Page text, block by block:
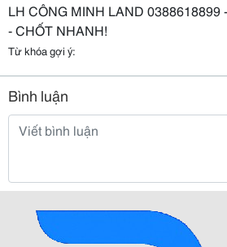
LH CÔNG MINH LAND 0388618899
- CHỐT NHANH!
Từ khóa gợi ý:
Bình luận